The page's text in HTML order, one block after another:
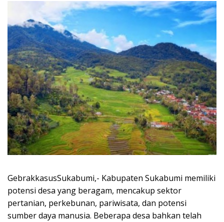
GebrakkasusSukabumi,- Kabupaten Sukabumi memiliki
potensi desa yang beragam, mencakup sektor
pertanian, perkebunan, pariwisata, dan potensi
sumber daya manusia. Beberapa desa bahkan telah